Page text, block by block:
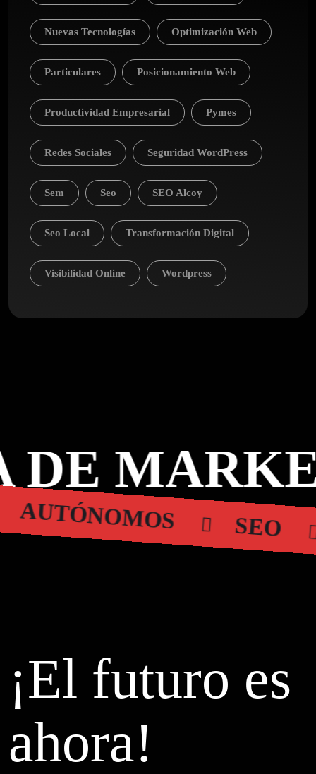
Nuevas Tecnologías Optimización Web
Particulares Posicionamiento Web
Productividad Empresarial Pymes
Redes Sociales Seguridad WordPress
Sem Seo SEO Alcoy
Seo Local Transformación Digital
Visibilidad Online Wordpress
AUTÓNOMOS SEO
¡El futuro es
ahora!